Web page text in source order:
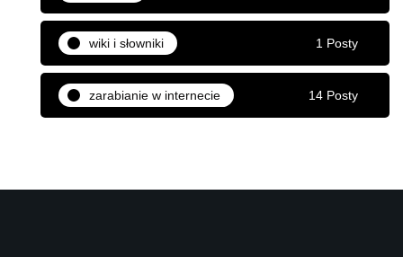
wiki i słowniki 1 Posty
zarabianie w internecie 14 Posty